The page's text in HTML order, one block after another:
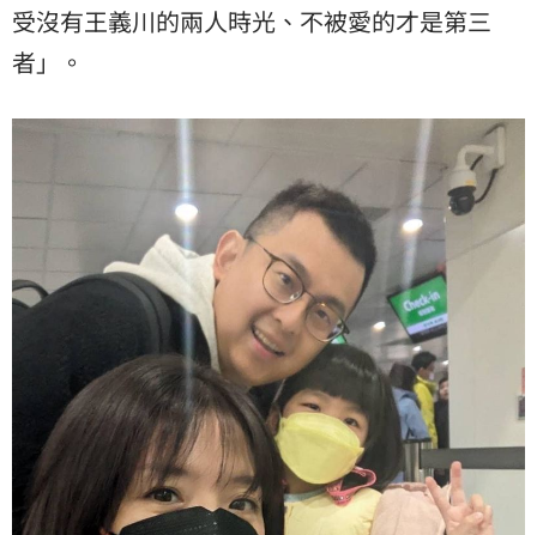
受沒有王義川的兩人時光、不被愛的才是第三
者」。